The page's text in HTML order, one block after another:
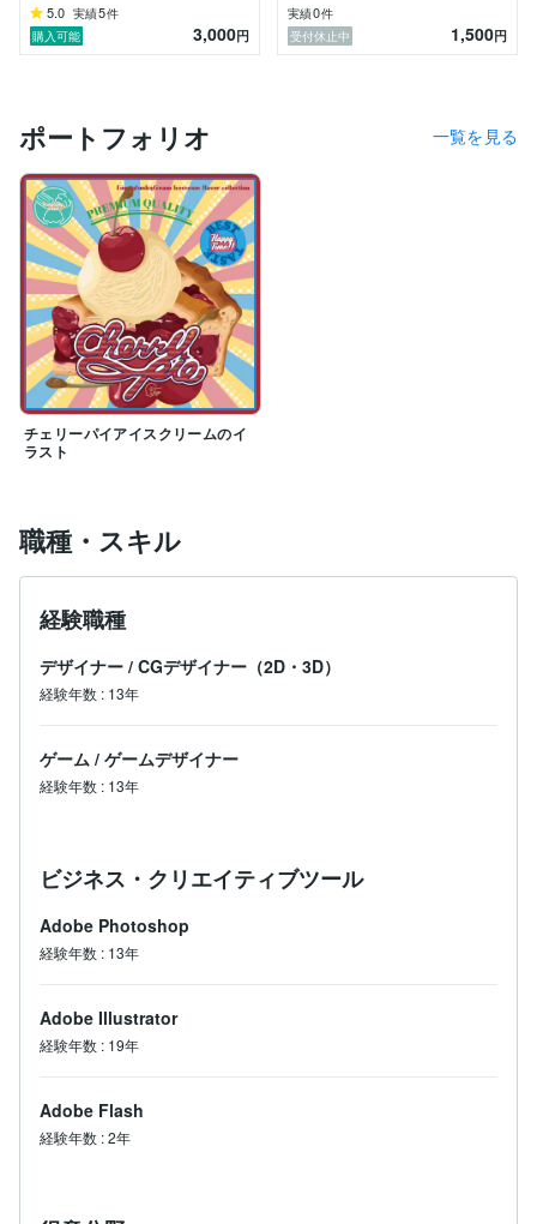
5.0 実績5件
購入可能
3,000円
実績0件
受付休止中
1,500円
ポートフォリオ 一覧を見る
チェリーパイアイスクリームのイ
ラスト
職種・スキル
経験職種
デザイナー / CGデザイナー（2D・3D）
経験年数 : 13年
ゲーム / ゲームデザイナー
経験年数 : 13年
ビジネス・クリエイティブツール
Adobe Photoshop
経験年数 : 13年
Adobe Illustrator
経験年数 : 19年
Adobe Flash
経験年数 :2年